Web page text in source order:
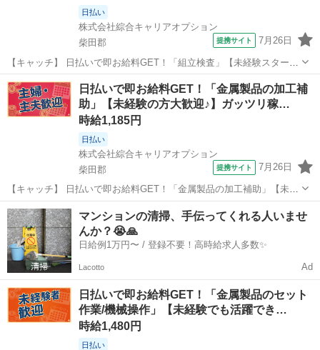
日払い
株式会社綜合キャリアオプション
柴田郡
提携サイト 7月26日
【キャッチ】 日払いで即お給料GET！「組立検査」【未経験スタート
大歓迎♪】先の予定も立てやすい♪土日祝休！高！ 【コメント】 弊社な
ら事前の職場見学が多数！お仕事安心スタート★★ 「派遣では働いた
ことが無くて気になる・...
宮城 柴田郡 工場
日払いで即お給料GET！「金属製品の加工補
助」【未経験の方大歓迎♪】ガッツリ稼…
時給1,185円
日払い
株式会社綜合キャリアオプション
柴田郡
提携サイト 7月26日
【キャッチ】 日払いで即お給料GET！「金属製品の加工補助」【未経
験の方大歓迎♪】ガッツリ稼げる残業月20H以上！アナタらしく♪髪型
自由☆高！ 【コメント】 製造のお仕事をお探しの方必見！ 「経験な
いけど大丈夫かな・・・...
宮城 柴田郡
マンションの清掃、手伝ってくれる人いませ
んか？😭🙏
日給例1万円〜 / 登録不要！高時給求人多数✨
Lacotto Ad
日払いで即お給料GET！「金属製品のセット
作業/機械操作」【未経験でも活躍でき…
時給1,480円
日払い